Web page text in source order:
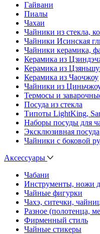
Гайвани
Пиалы
Чахаи
Чайники из стекла,
Чайники Исинская
Чайники керамика,
Керамика из
Керамика из
Керамика из Чаочжоу
Чайники из
Термосы и
Посуда из стекла
Типоты LightKing,
Наборы посуды для
Эксклюзивная посуда
Чайники с боковой
Аксессуары
Чабани
Инструменты, ножи
Чайные фигурки
Чахэ, ситечки,
Разное (полотенца,
Фирменный стиль
Чайные стикеры